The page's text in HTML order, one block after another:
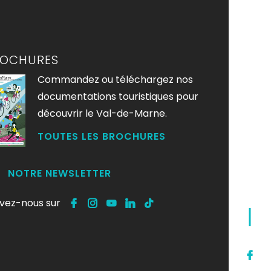
Commandez ou téléchargez nos
documentations touristiques pour
découvrir le Val-de-Marne.
TOUTES LES BROCHURES
NOTRE NEWSLETTER
nous sur